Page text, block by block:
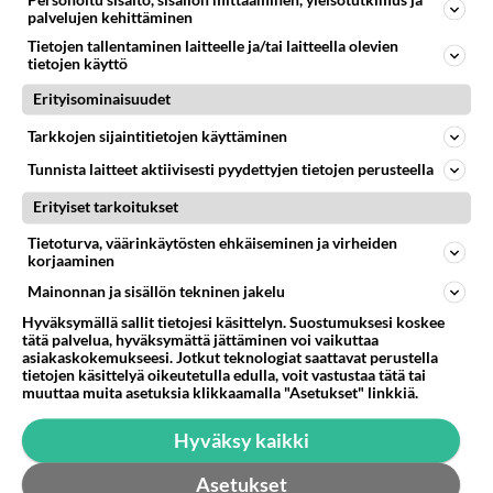
2026-03-25 20:39:28
Miksi kielioppi vihtori saa poiketa aiheista joka
ketjussa? Mene edelleen lanthalaan lukihäiriöinen.
Äänestä Kommentoi
Anonyymi00031
2026-03-25 23:37:39
Mene sinä lappilainen Inariin susia naimaan.
Äänestä Kommentoi
palvelujen kehittäminen
Tietojen tallentaminen laitteelle ja/tai laitteella olevien
tietojen käyttö
Erityisominaisuudet
Tarkkojen sijaintitietojen käyttäminen
Tunnista laitteet aktiivisesti pyydettyjen tietojen perusteella
Erityiset tarkoitukset
Tietoturva, väärinkäytösten ehkäiseminen ja virheiden
korjaaminen
Mainonnan ja sisällön tekninen jakelu
Hyväksymällä sallit tietojesi käsittelyn. Suostumuksesi koskee
tätä palvelua, hyväksymättä jättäminen voi vaikuttaa
asiakaskokemukseesi. Jotkut teknologiat saattavat perustella
tietojen käsittelyä oikeutetulla edulla, voit vastustaa tätä tai
muuttaa muita asetuksia klikkaamalla "Asetukset" linkkiä.
Hyväksy kaikki
Asetukset